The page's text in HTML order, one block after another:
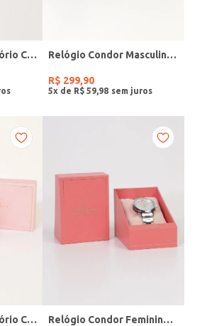
Kit Relógio + Acessório Condor Feminino DOURADO Relógio Condor Masculino PRETO
R$ 299,90
5x de R$ 59 98
Kit Relógio + Acessório Condor Feminino DOURADO Relógio Condor Feminino PRATA